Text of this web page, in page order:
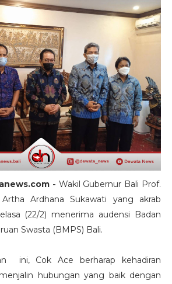
- Wakil Gubernur Bali Prof.
Ardhana Sukawati yang akrab
(22/2) menerima audensi Badan
Swasta (BMPS) Bali.
ini, Cok Ace berharap kehadiran
hubungan yang baik dengan